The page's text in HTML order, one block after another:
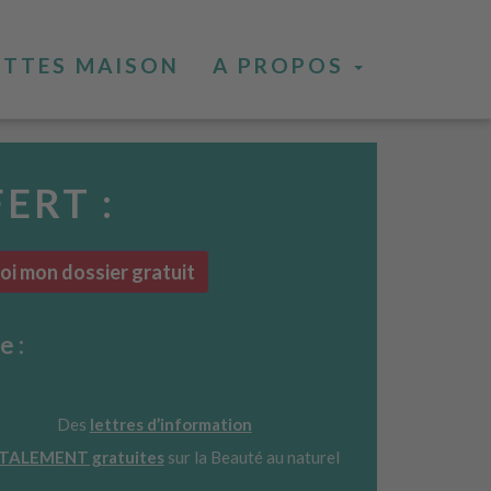
MAISON A PROPOS
:
mon dossier gratuit
:
Des lettres d’information
gratuitessur la Beauté au naturel